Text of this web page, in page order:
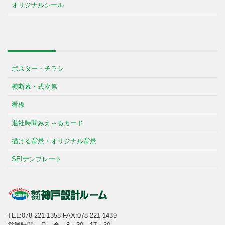
オリジナルシール
ポスター・チラシ
横断幕・式次第
看板
退社時間みえ～るカード
描ける背景・オリジナル背景
SEIテンプレート
TEL:078-221-1358 FAX:078-221-1439